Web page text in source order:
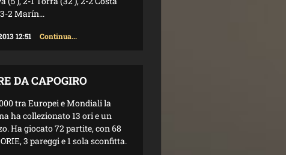
2 Marín...
12:51 Continua...
DA CAPOGIRO
tra Europei e Mondiali la
ha collezionato 13 ori e un
Ha giocato 72 partite, con 68
3 pareggi e 1 sola sconfitta.